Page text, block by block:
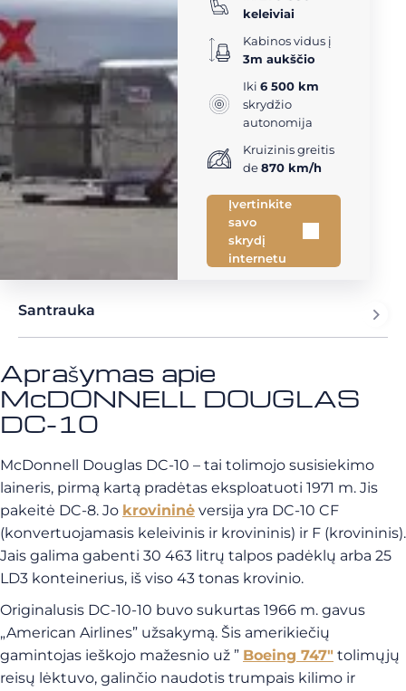
keleiviai
Kabinos vidus į
3m aukščio
Iki 6 500 km
skrydžio
autonomija
Kruizinis greitis
de870 km/h
Įvertinkite
savo
skrydį
internetu
Santrauka
Aprašymas apie
McDONNELL DOUGLAS
DC-10
McDonnell Douglas DC-10 – tai tolimojo susisiekimo
laineris, pirmą kartą pradėtas eksploatuoti 1971 m. Jis
pakeitė DC-8. Jo krovininė versija yra DC-10 CF
(konvertuojamasis keleivinis ir krovininis) ir F (krovininis).
Jais galima gabenti 30 463 litrų talpos padėklų arba 25
LD3 konteinerius, iš viso 43 tonas krovinio.
Originalusis DC-10-10 buvo sukurtas 1966 m. gavus
„American Airlines” užsakymą. Šis amerikiečių
gamintojas ieškojo mažesnio už ” Boeing 747″ tolimųjų
reisų lėktuvo, galinčio naudotis trumpais kilimo ir